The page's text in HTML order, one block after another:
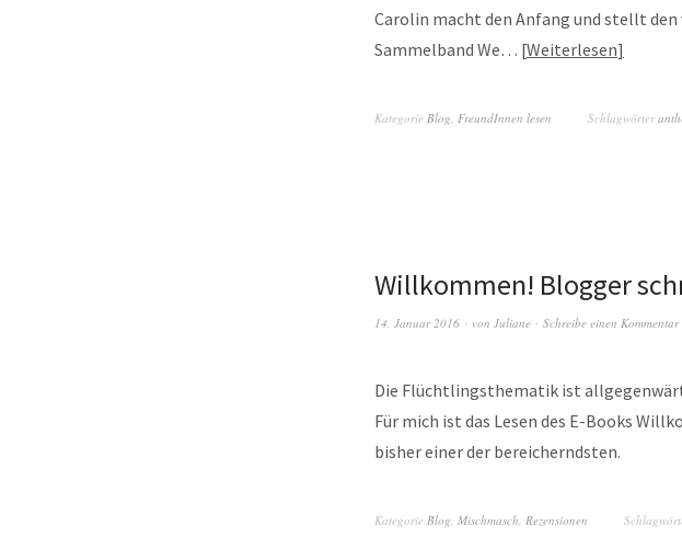
Carolin macht den Anfang und stellt
Sammelband We… Weiterlesen
Kategorie Blog FreundInnen lesen Schlagwörter
Willkommen! Blogger
14. Januar 2016 von Juliane Schreibe einen Kommentar
Die Flüchtlingsthematik ist
Für mich ist das Lesen des E-Books
bisher einer der bereicherndsten.
Kategorie Blog Mischmasch Rezensionen